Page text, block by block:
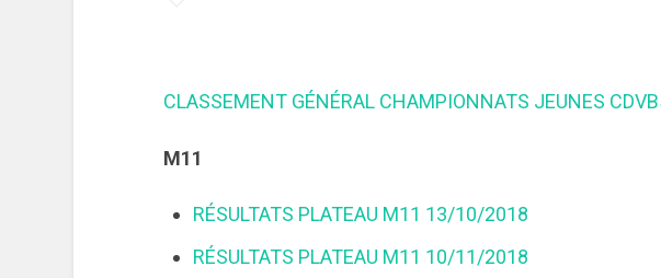
CLASSEMENT GÉNÉRAL CHAMPIONNATS JEUNES
M11
RÉSULTATS PLATEAU M11 13/10/2018
RÉSULTATS PLATEAU M11 10/11/2018